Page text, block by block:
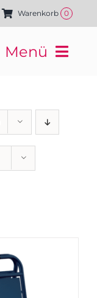
Warenkorb 0
Menü